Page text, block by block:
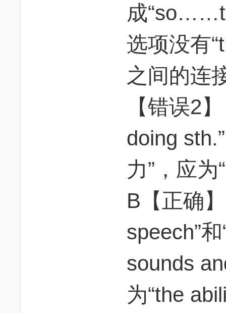
成
选项没有
之间的连
【错误2
doing
力”，应为
B【正确
speech”
sounds
为“the